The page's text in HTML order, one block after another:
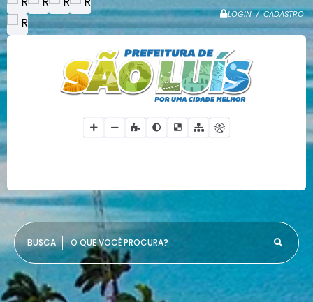
LOGIN / CADASTRO
O QUE VOCÊ PROCURA?